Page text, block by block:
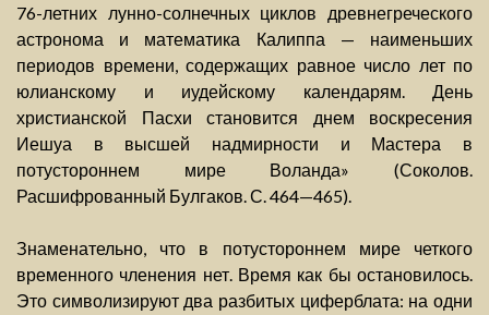
76-летних лунно-солнечных циклов древнегреческого
астронома и математика Калиппа — наименьших
периодов времени, содержащих равное число лет по
юлианскому и иудейскому календарям. День
христианской Пасхи становится днем воскресения
Иешуа в высшей надмирности и Мастера в
потустороннем мире Воланда» (Соколов.
Расшифрованный Булгаков. С. 464—465).
Знаменательно, что в потустороннем мире четкого
временного членения нет. Время как бы остановилось.
Это символизируют два разбитых циферблата: на одни